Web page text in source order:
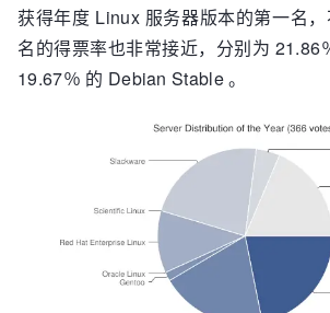
获得年度 Linux 服务器版本的第一名
名的得票率也非常接近，分别为 21.86
19.67％ 的 Debian Stable 。